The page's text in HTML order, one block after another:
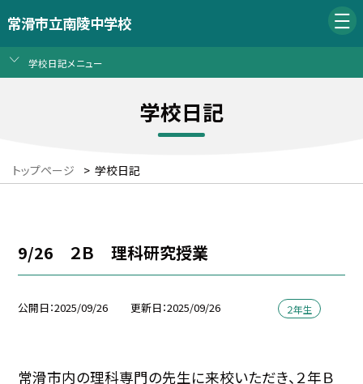
常滑市立南陵中学校
学校日記メニュー
学校日記
トップページ > 学校日記
9/26 ２Ｂ 理科研究授業
公開日 2025/09/26 更新日 2025/09/26 ２年生
常滑市内の理科専門の先生に来校いただき、２年Ｂ